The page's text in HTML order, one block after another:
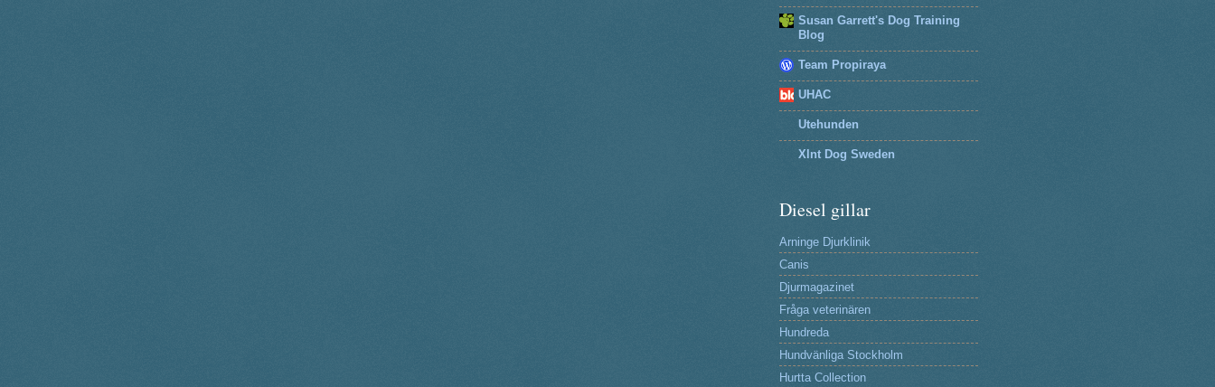
Susan Garrett's Dog Training
Blog
Team Propiraya
UHAC
Utehunden
Xlnt Dog Sweden
Diesel gillar
Arninge Djurklinik
Canis
Djurmagazinet
Fråga veterinären
Hundreda
Hundvänliga Stockholm
Hurtta Collection